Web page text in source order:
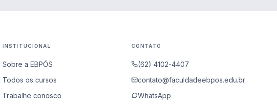
INSTITUCIONAL
Sobre a EBPÓS
Todos os cursos
Trabalhe conosco
CONTATO
(62) 4102-4407
contato@faculdadeebpos.edu.br
WhatsApp